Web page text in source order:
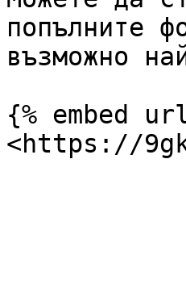
попълните
възможно
{% embed